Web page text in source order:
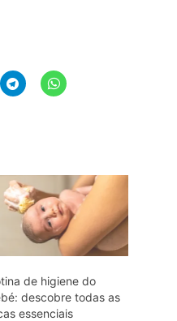
de higiene do
descobre todas as
essenciais